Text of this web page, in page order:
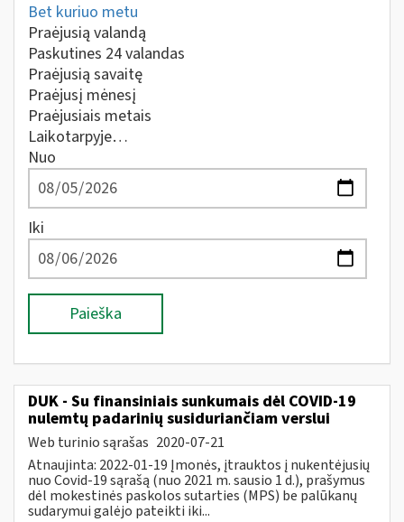
Bet kuriuo metu
Praėjusią valandą
Paskutines 24 valandas
Praėjusią savaitę
Praėjusį mėnesį
Praėjusiais metais
Laikotarpyje…
Nuo
Iki
Paieška
DUK - Su finansiniais sunkumais dėl COVID-19
nulemtų padarinių susiduriančiam verslui
Web turinio sąrašas 2020-07-21
Atnaujinta: 2022-01-19 Įmonės, įtrauktos į nukentėjusių
nuo Covid-19 sąrašą (nuo 2021 m. sausio 1 d.), prašymus
dėl mokestinės paskolos sutarties (MPS) be palūkanų
sudarymui galėjo pateikti iki...